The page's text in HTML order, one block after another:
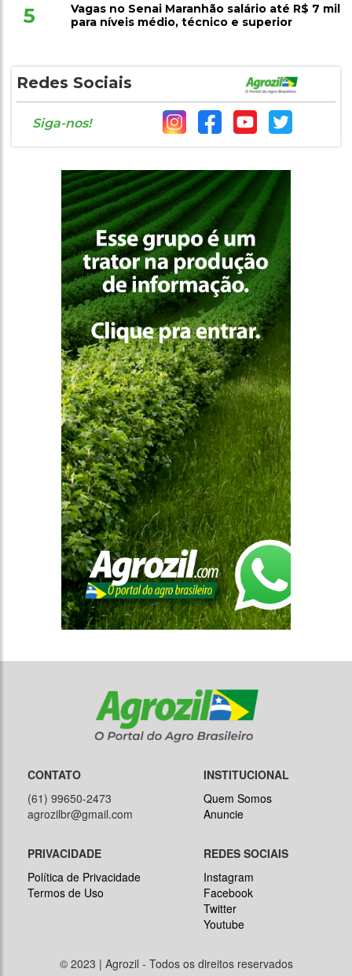
5
Vagas no Senai Maranhão salário até R$ 7 mil
para níveis médio, técnico e superior
Redes Sociais
Siga-nos!
CONTATO
(61) 99650-2473
agrozilbr@gmail.com
INSTITUCIONAL
Quem Somos
Anuncie
PRIVACIDADE
Política de Privacidade
Termos de Uso
REDES SOCIAIS
Instagram
Facebook
Twitter
Youtube
© 2023 | Agrozil - Todos os direitos reservados